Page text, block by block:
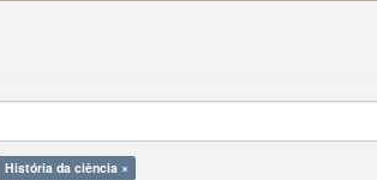
História da ciência ×